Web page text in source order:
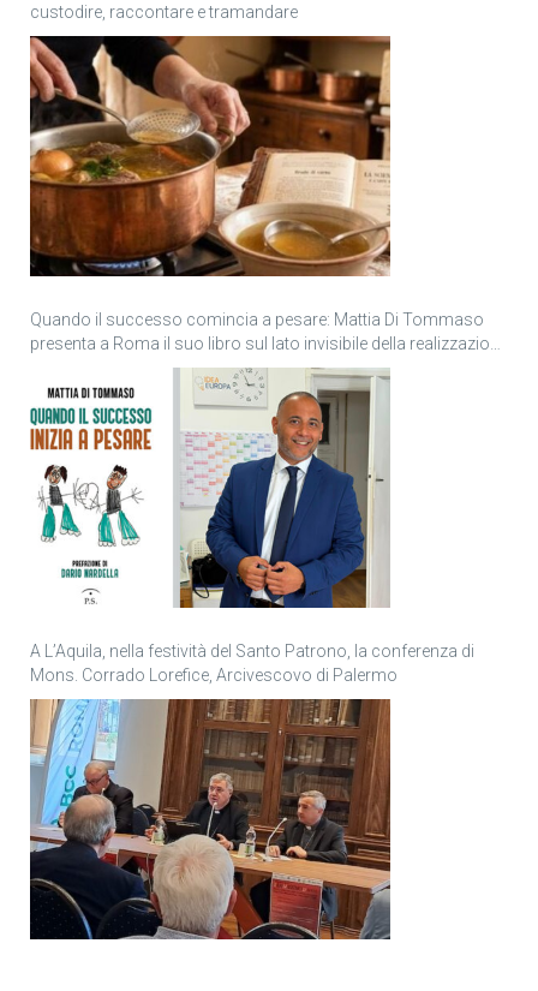
custodire, raccontare e tramandare
Quando il successo comincia a pesare: Mattia Di Tommaso
presenta a Roma il suo libro sul lato invisibile della realizzazione
A L’Aquila, nella festività del Santo Patrono, la conferenza di
Mons. Corrado Lorefice, Arcivescovo di Palermo